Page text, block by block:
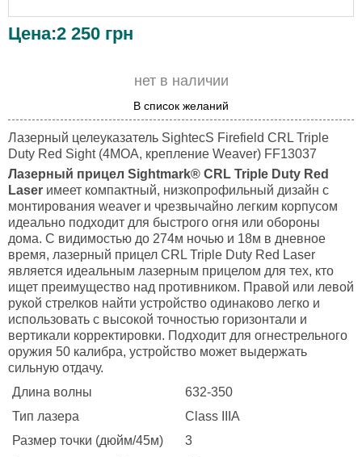
Цена:2 250 грн
нет в наличии
В список желаний
Лазерный целеуказатель SightecS Firefield CRL Triple
Duty Red Sight (4MOA, крепление Weaver) FF13037
Лазерный прицел Sightmark® CRL Triple Duty Red
Laser имеет компактный, низкопрофильный дизайн с
монтирования weaver и чрезвычайно легким корпусом
идеально подходит для быстрого огня или обороны
дома. С видимостью до 274м ночью и 18м в дневное
время, лазерный прицел CRL Triple Duty Red Laser
является идеальным лазерным прицелом для тех, кто
ищет преимущество над противником. Правой или левой
рукой стрелков найти устройство одинаково легко и
использовать с высокой точностью горизонтали и
вертикали корректировки. Подходит для огнестрельного
оружия 50 калибра, устройство может выдержать
сильную отдачу.
Длина волны
632-350
Тип лазера
Class IIIA
Размер точки (дюйм/45м)
3